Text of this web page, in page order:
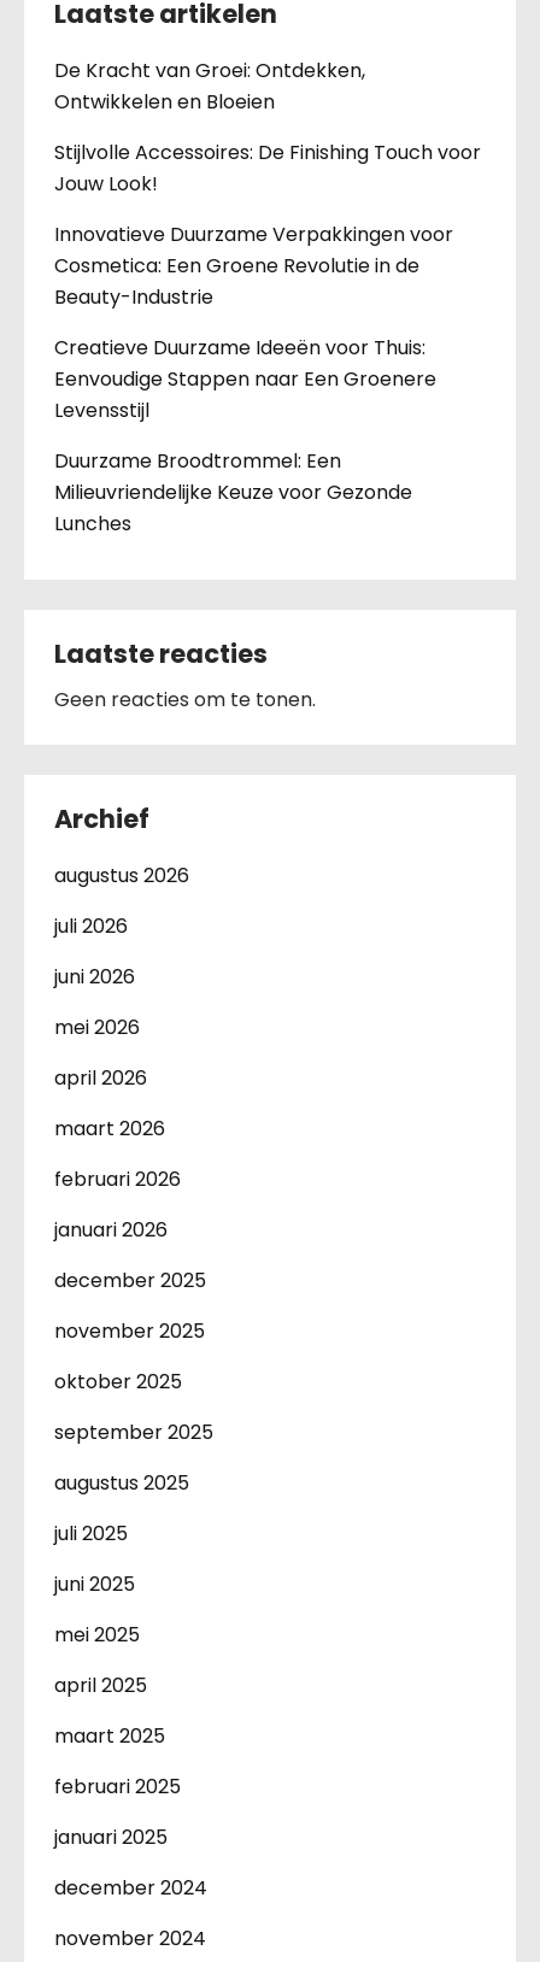
Laatste artikelen
De Kracht van Groei: Ontdekken,
Ontwikkelen en Bloeien
Stijlvolle Accessoires: De Finishing Touch voor
Jouw Look!
Innovatieve Duurzame Verpakkingen voor
Cosmetica: Een Groene Revolutie in de
Beauty-Industrie
Creatieve Duurzame Ideeën voor Thuis:
Eenvoudige Stappen naar Een Groenere
Levensstijl
Duurzame Broodtrommel: Een
Milieuvriendelijke Keuze voor Gezonde
Lunches
Laatste reacties
Geen reacties om te tonen.
Archief
augustus 2026
juli 2026
juni 2026
mei 2026
april 2026
maart 2026
februari 2026
januari 2026
december 2025
november 2025
oktober 2025
september 2025
augustus 2025
juli 2025
juni 2025
mei 2025
april 2025
maart 2025
februari 2025
januari 2025
december 2024
november 2024